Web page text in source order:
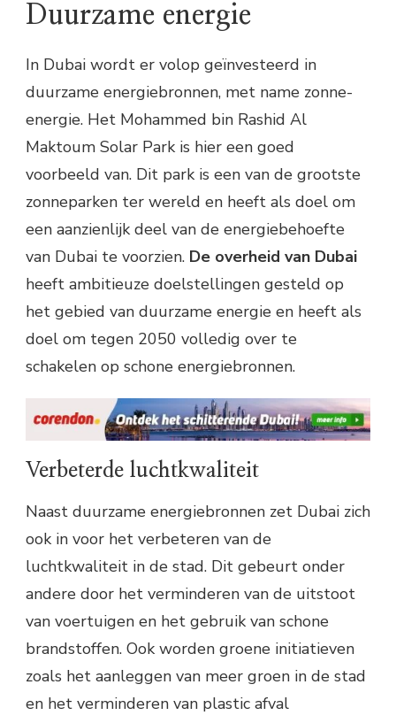
Duurzame energie
In Dubai wordt er volop geïnvesteerd in
duurzame energiebronnen, met name zonne-
energie. Het Mohammed bin Rashid Al
Maktoum Solar Park is hier een goed
voorbeeld van. Dit park is een van de grootste
zonneparken ter wereld en heeft als doel om
een aanzienlijk deel van de energiebehoefte
van Dubai te voorzien. De overheid van Dubai
heeft ambitieuze doelstellingen gesteld op
het gebied van duurzame energie en heeft als
doel om tegen 2050 volledig over te
schakelen op schone energiebronnen.
Verbeterde luchtkwaliteit
Naast duurzame energiebronnen zet Dubai zich
ook in voor het verbeteren van de
luchtkwaliteit in de stad. Dit gebeurt onder
andere door het verminderen van de uitstoot
van voertuigen en het gebruik van schone
brandstoffen. Ook worden groene initiatieven
zoals het aanleggen van meer groen in de stad
en het verminderen van plastic afval